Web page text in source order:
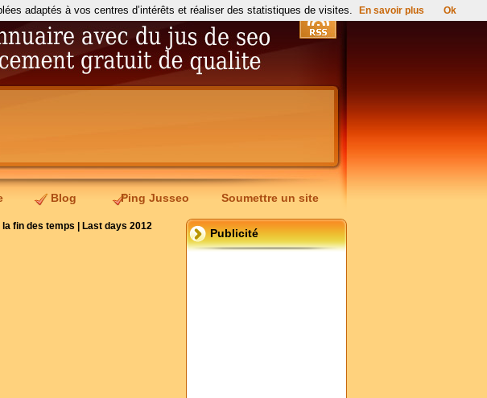
Blog Ping Jusseo Soumettre un site
Publicité
fin des temps | Last days 2012
adaptés à vos centres d’intérêts et réaliser des statistiques de visites. En savoir plus Ok